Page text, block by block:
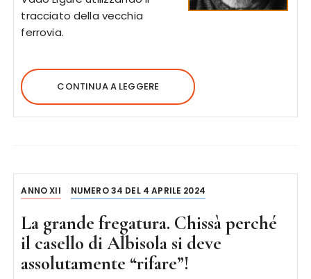
tracciato della vecchia
ferrovia.
CONTINUA A LEGGERE
ANNO XII NUMERO 34 DEL 4 APRILE 2024
La grande fregatura. Chissà perché
il casello di Albisola si deve
assolutamente “rifare”!